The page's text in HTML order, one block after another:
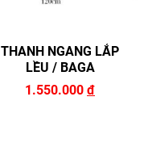
THANH NGANG LẮP
LỀU / BAGA
1.550.000 đ